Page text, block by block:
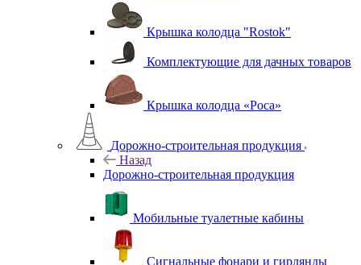
Крышка колодца "Rostok"
Комплектующие для дачных товаров
Крышка колодца «Роса»
Дорожно-строительная продукция
Назад
Дорожно-строительная продукция
Мобильные туалетные кабины
Сигнальные фонари и гирлянды